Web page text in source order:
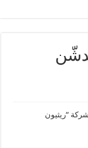
“ريثيون